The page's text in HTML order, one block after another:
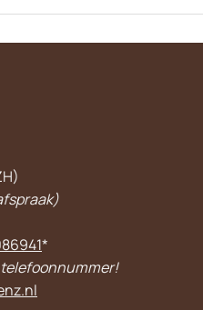
*
telefoonnummer!